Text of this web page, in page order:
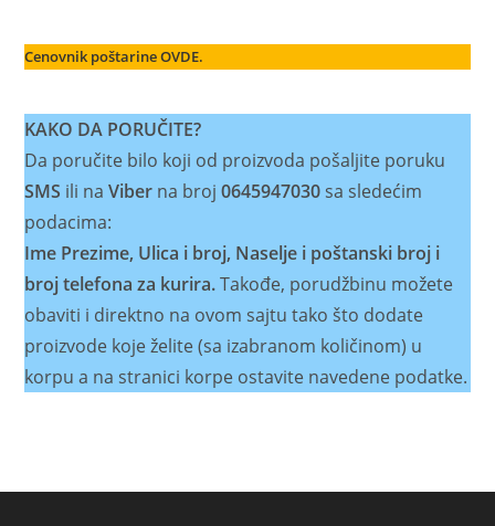
Cenovnik poštarine OVDE.
KAKO DA PORUČITE?
Da poručite bilo koji od proizvoda pošaljite poruku
SMS ili naViber na broj0645947030sa sledećim
podacima:
Ime Prezime, Ulica i broj, Naselje i poštanski broj i
broj telefona za kurira.Takođe, porudžbinu možete
obaviti i direktno na ovom sajtu tako što dodate
proizvode koje želite (sa izabranom količinom) u
korpu a na stranici korpe ostavite navedene podatke.